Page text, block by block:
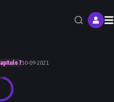
730-09-2021